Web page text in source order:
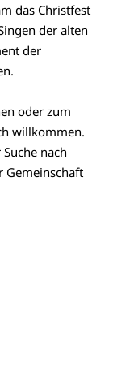
das Christfest
der alten
der
oder zum
willkommen.
nach
Gemeinschaft